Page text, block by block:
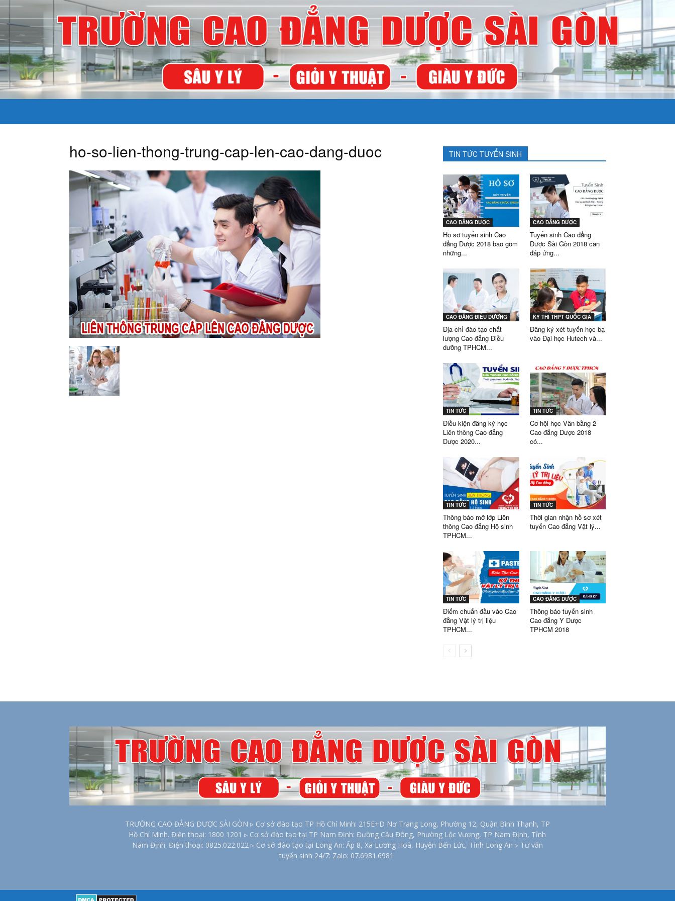
ho-so-lien-thong-trung-cap-len-cao-dang-duoc TIN TỨC TUYỂN SINH
CAO ĐẲNG DƯỢC
Hồ sơ tuyển sinh Cao
đẳng Dược 2018 bao gồm
những...
CAO ĐẲNG DƯỢC
Tuyển sinh Cao đẳng
Dược Sài Gòn 2018 cần
đáp ứng...
CAO ĐẲNG ĐIỀU DƯỠNG
Địa chỉ đào tạo chất
lượng Cao đẳng Điều
dưỡng TPHCM...
KỲ THI THPT QUỐC GIA
Đăng ký xét tuyển học bạ
vào Đại học Hutech và...
TIN TỨC
Điều kiện đăng ký học
Liên thông Cao đẳng
Dược 2020...
TIN TỨC
Cơ hội học Văn bằng 2
Cao đẳng Dược 2018
có...
TIN TỨC
Thông báo mở lớp Liên
thông Cao đẳng Hộ sinh
TPHCM...
TIN TỨC
Thời gian nhận hồ sơ xét
tuyển Cao đẳng Vật lý...
TIN TỨC
Điểm chuẩn đầu vào Cao
đẳng Vật lý trị liệu
TPHCM...
CAO ĐẲNG DƯỢC
Thông báo tuyển sinh
Cao đẳng Y Dược
TPHCM 2018
TRƯỜNG CAO ĐẲNG DƯỢC SÀI GÒN ▹ Cơ sở đào tạo TP Hồ Chí Minh: 215E+D Nơ Trang Long, Phường 12, Quận Bình Thạnh, TP
Hồ Chí Minh. Điện thoại: 1800 1201 ▹ Cơ sở đào tạo tại TP Nam Định: Đường Cầu Đông, Phường Lộc Vượng, TP Nam Định, Tỉnh
Nam Định. Điện thoại: 0825.022.022 ▹ Cơ sở đào tạo tại Long An: Ấp 8, Xã Lương Hoà, Huyện Bến Lức, Tỉnh Long An ▹ Tư vấn
tuyển sinh 24/7: Zalo: 07.6981.6981